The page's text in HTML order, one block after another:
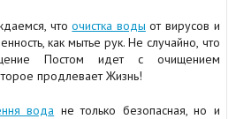
чтоочистка воды от вирусов и
как мытье рук. Не случайно, что
Постом идет с очищением
продлевает Жизнь!
вода не только безопасная, но и